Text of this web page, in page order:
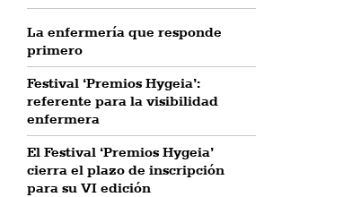
La enfermería que responde
primero
Festival ‘Premios Hygeia’:
referente para la visibilidad
enfermera
El Festival ‘Premios Hygeia’
cierra el plazo de inscripción
para su VI edición